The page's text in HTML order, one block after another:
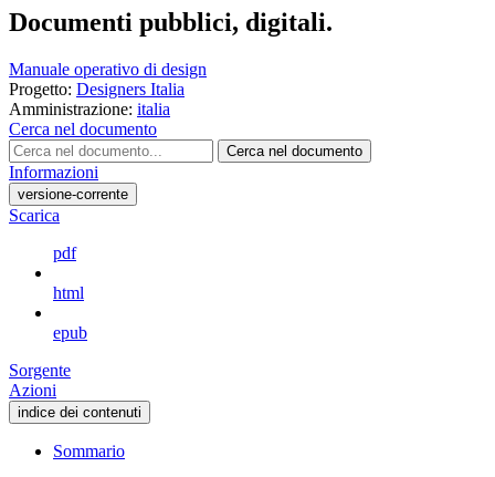
Documenti pubblici, digitali.
Manuale operativo di design
Progetto: Designers Italia
Amministrazione: italia
Cerca nel documento
Cerca nel documento
Informazioni
versione-corrente
Scarica
pdf
html
epub
Sorgente
Azioni
indice dei contenuti
Sommario